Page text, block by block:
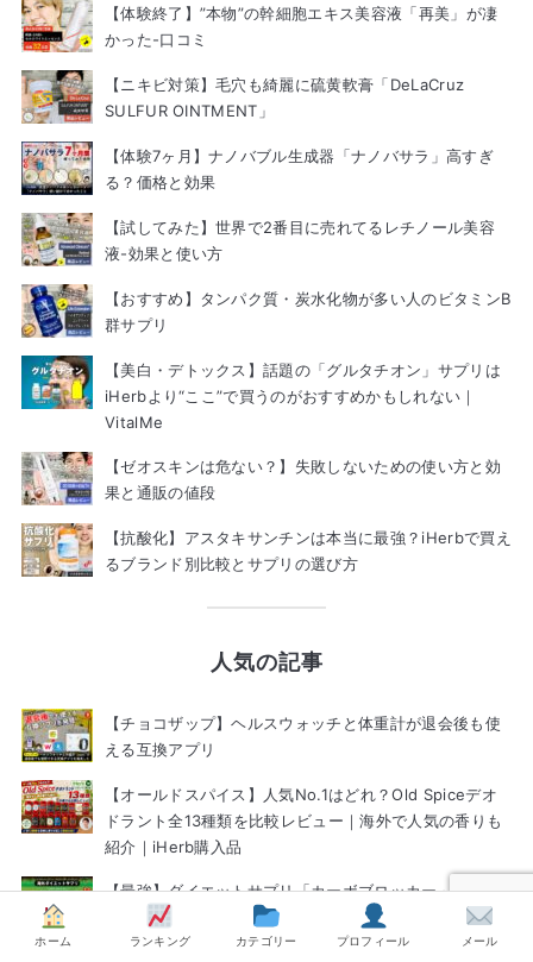
【体験終了】”本物”の幹細胞エキス美容液「再美」が凄
かった-口コミ
【ニキビ対策】毛穴も綺麗に硫黄軟膏「DeLaCruz
SULFUR OINTMENT」
【体験7ヶ月】ナノバブル生成器「ナノバサラ」高すぎ
る？価格と効果
【試してみた】世界で2番目に売れてるレチノール美容
液-効果と使い方
【おすすめ】タンパク質・炭水化物が多い人のビタミンB
群サプリ
【美白・デトックス】話題の「グルタチオン」サプリは
iHerbより“ここ”で買うのがおすすめかもしれない｜
VitalMe
【ゼオスキンは危ない？】失敗しないための使い方と効
果と通販の値段
【抗酸化】アスタキサンチンは本当に最強？iHerbで買え
るブランド別比較とサプリの選び方
人気の記事
【チョコザップ】ヘルスウォッチと体重計が退会後も使
える互換アプリ
【オールドスパイス】人気No.1はどれ？Old Spiceデオ
ドラント全13種類を比較レビュー｜海外で人気の香りも
紹介｜iHerb購入品
【最強】ダイエットサプリ「カーボブロッカー」効果と
使い方-口コミ
ホーム ランキング カテゴリー プロフィール メール